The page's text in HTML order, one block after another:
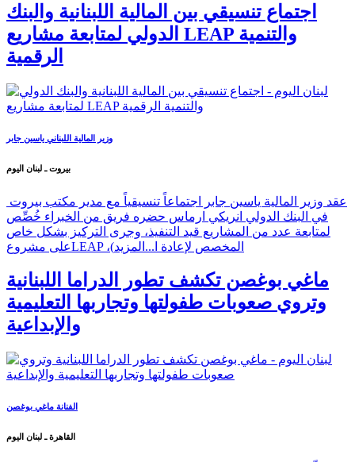
اجتماع تنسيقي بين المالية اللبنانية والبنك
الدولي لمتابعة مشاريع LEAP والتنمية
الرقمية
وزير المالية اللبناني ياسين جابر
بيروت ـ لبنان اليوم
في البنك الدولي انريكي ارماس حضره فريق من الخبراء خُصِّص
لمتابعة عدد من المشاريع قيد التنفيذ، وجرى التركيز بشكل خاص
على مشروعLEAP ،(المخصص لإعادة ا... المزيد
ماغي بوغصن تكشف تطور الدراما اللبنانية
وتروي صعوبات طفولتها وتجاربها التعليمية
والإبداعية
الفنانة ماغي بوغصن
القاهرة ـ لبنان اليوم